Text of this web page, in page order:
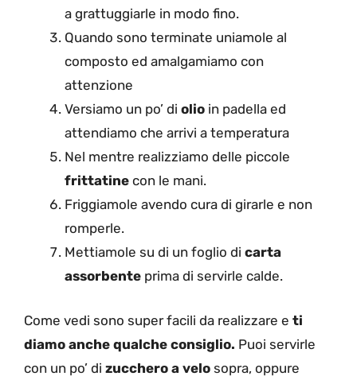
a grattuggiarle in modo fino.
Quando sono terminate uniamole al
composto ed amalgamiamo con
attenzione
Versiamo un po’ di olio in padella ed
attendiamo che arrivi a temperatura
Nel mentre realizziamo delle piccole
frittatine con le mani.
Friggiamole avendo cura di girarle e non
romperle.
Mettiamole su di un foglio di carta
assorbente prima di servirle calde.
Come vedi sono super facili da realizzare e ti
diamo anche qualche consiglio. Puoi servirle
con un po’ di zucchero a velo sopra, oppure